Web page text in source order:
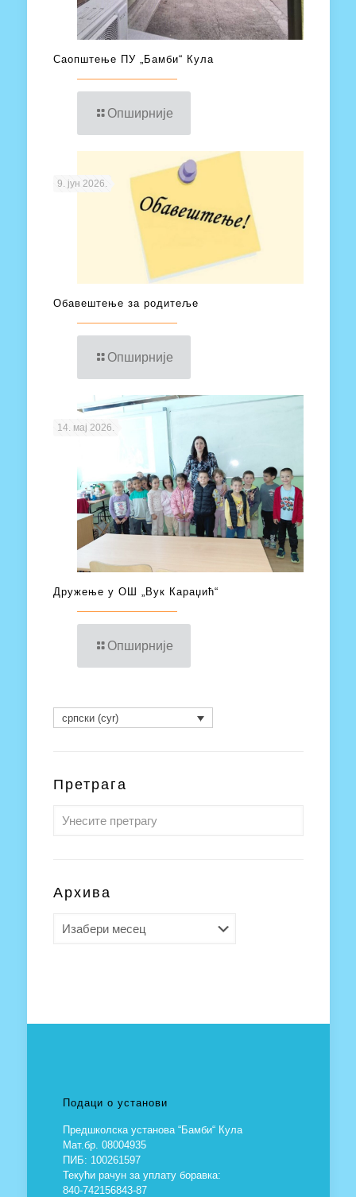
Саопштење ПУ „Бамби“ Кула
Опширније
9. јун 2026.
Обавештење за родитеље
Опширније
14. мај 2026.
Дружење у ОШ „Вук Караџић“
Опширније
српски (cyr)
Претрага
Архива
Подаци о установи
Предшколска установа “Бамби“ Кула
Мат.бр. 08004935
ПИБ: 100261597
Текући рачун за уплату боравка:
840-742156843-87